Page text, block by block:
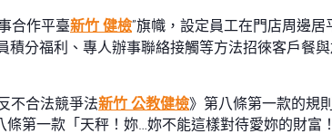
合作平臺新竹 健檢”旗幟，設定員工在門店周邊
積分福利、專人辦事聯絡接觸等方法招徠客戶餐
不合法競爭法新竹 公教健檢》第八條第一款的規
第一款「天秤！妳…妳不能這樣對待愛妳的財富